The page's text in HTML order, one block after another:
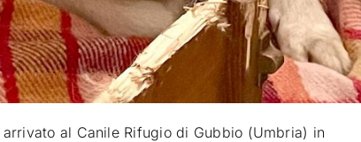
al Canile Rifugio di Gubbio (Umbria) in